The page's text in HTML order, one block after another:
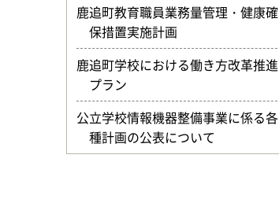
鹿追町教育職員業務量管理・健康確
保措置実施計画
鹿追町学校における働き方改革推進
プラン
公立学校情報機器整備事業に係る各
種計画の公表について